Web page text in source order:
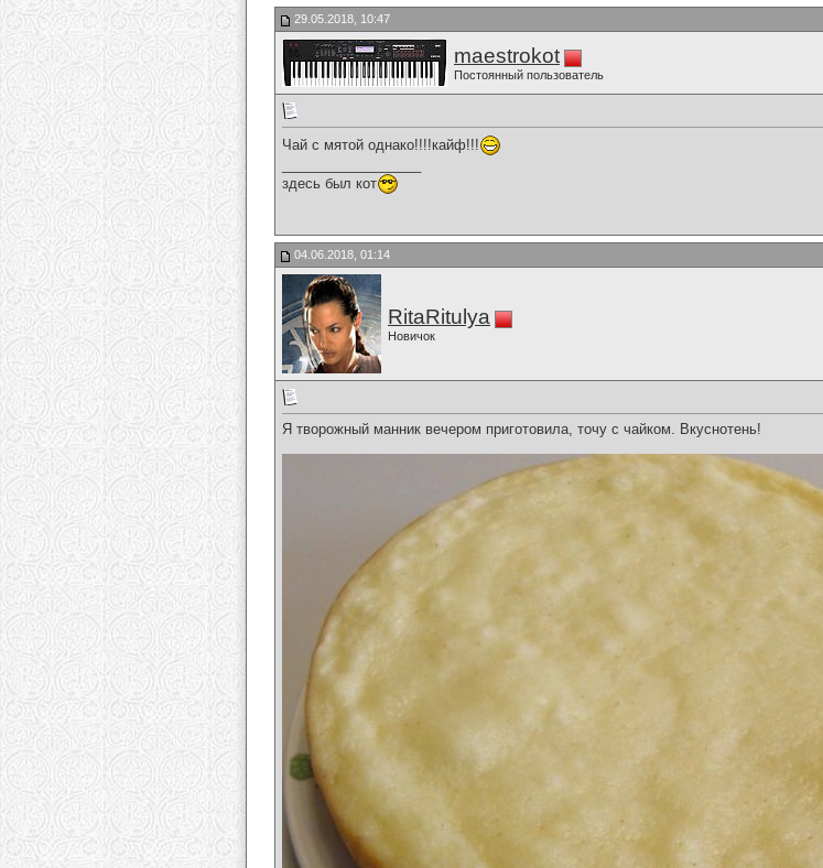
29.05.2018, 10:47
maestrokot
Постоянный пользователь
Чай с мятой однако!!!!кайф!!!
здесь был кот
04.06.2018, 01:14
RitaRitulya
Новичок
Я творожный манник вечером приготовила, точу с чайком. Вкуснотень!